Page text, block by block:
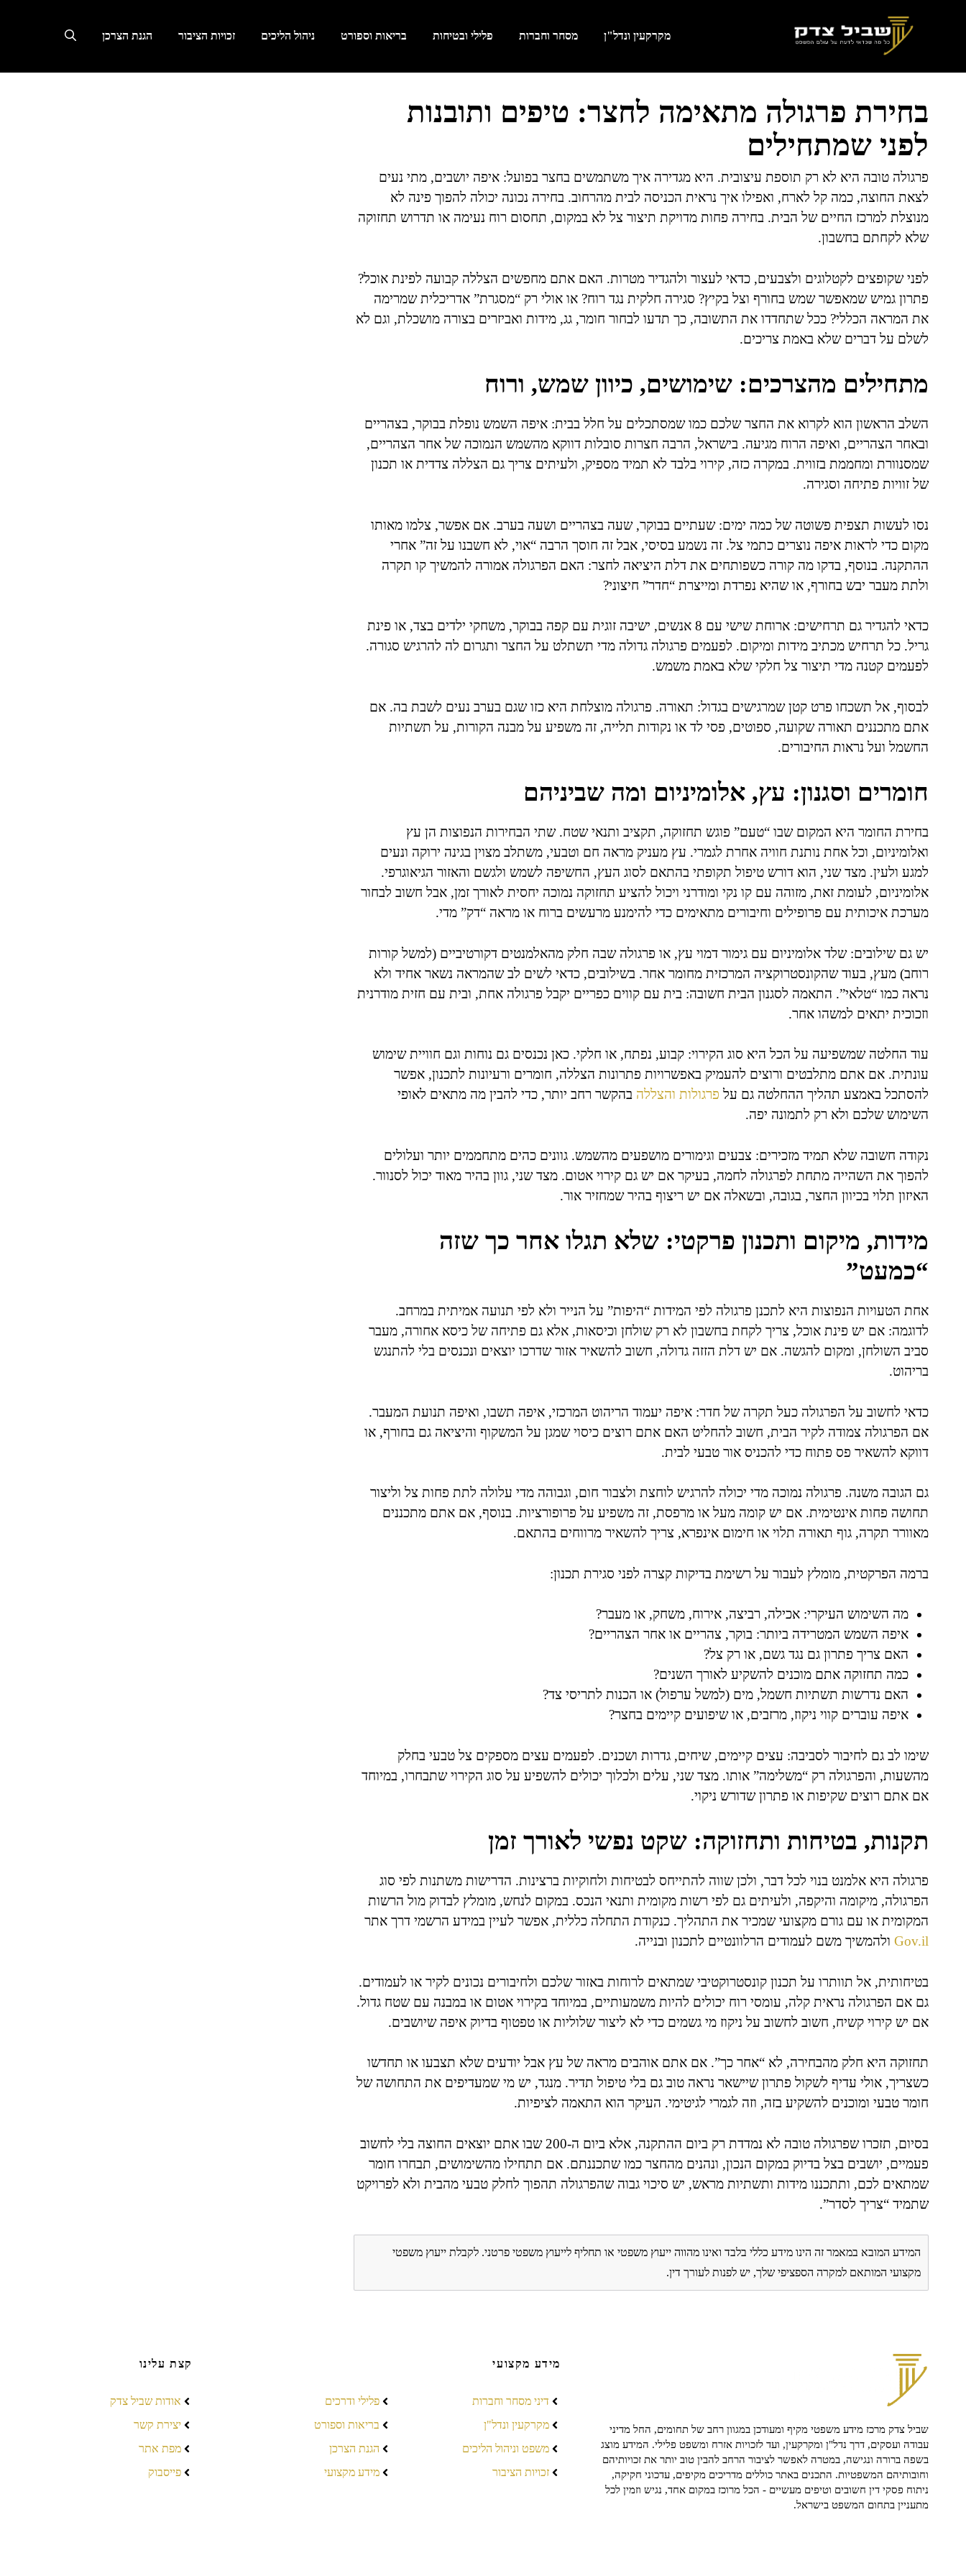
מקרקעין ונדל"ן מסחר וחברות פלילי ובטיחות בריאות וספורט ניהול הליכים זכויות הציבור הגנת הצרכן
בחירת פרגולה מתאימה לחצר: טיפים ותובנות
לפני שמתחילים
פרגולה טובה היא לא רק תוספת עיצובית. היא מגדירה איך משתמשים בחצר בפועל: איפה יושבים, מתי נעים
לצאת החוצה, כמה קל לארח, ואפילו איך נראית הכניסה לבית מהרחוב. בחירה נכונה יכולה להפוך פינה לא
מנוצלת למרכז החיים של הבית. בחירה פחות מדויקת תיצור צל לא במקום, תחסום רוח נעימה או תדרוש תחזוקה
שלא לקחתם בחשבון.
לפני שקופצים לקטלוגים ולצבעים, כדאי לעצור ולהגדיר מטרות. האם אתם מחפשים הצללה קבועה לפינת אוכל?
פתרון גמיש שמאפשר שמש בחורף וצל בקיץ? סגירה חלקית נגד רוח? או אולי רק “מסגרת” אדריכלית שמרימה
את המראה הכללי? ככל שתחדדו את התשובה, כך תדעו לבחור חומר, גג, מידות ואביזרים בצורה מושכלת, וגם לא
לשלם על דברים שלא באמת צריכים.
מתחילים מהצרכים: שימושים, כיוון שמש, ורוח
השלב הראשון הוא לקרוא את החצר שלכם כמו שמסתכלים על חלל בבית: איפה השמש נופלת בבוקר, בצהריים
ובאחר הצהריים, ואיפה הרוח מגיעה. בישראל, הרבה חצרות סובלות דווקא מהשמש הנמוכה של אחר הצהריים,
שמסנוורת ומחממת בזווית. במקרה כזה, קירוי בלבד לא תמיד מספיק, ולעיתים צריך גם הצללה צדדית או תכנון
של זוויות פתיחה וסגירה.
נסו לעשות תצפית פשוטה של כמה ימים: שעתיים בבוקר, שעה בצהריים ושעה בערב. אם אפשר, צלמו מאותו
מקום כדי לראות איפה נוצרים כתמי צל. זה נשמע בסיסי, אבל זה חוסך הרבה “אוי, לא חשבנו על זה” אחרי
ההתקנה. בנוסף, בדקו מה קורה כשפותחים את דלת היציאה לחצר: האם הפרגולה אמורה להמשיך קו תקרה
ולתת מעבר יבש בחורף, או שהיא נפרדת ומייצרת “חדר” חיצוני?
כדאי להגדיר גם תרחישים: ארוחת שישי עם 8 אנשים, ישיבה זוגית עם קפה בבוקר, משחקי ילדים בצד, או פינת
גריל. כל תרחיש מכתיב מידות ומיקום. לפעמים פרגולה גדולה מדי תשתלט על החצר ותגרום לה להרגיש סגורה.
לפעמים קטנה מדי תיצור צל חלקי שלא באמת משמש.
לבסוף, אל תשכחו פרט קטן שמרגישים בגדול: תאורה. פרגולה מוצלחת היא כזו שגם בערב נעים לשבת בה. אם
אתם מתכננים תאורה שקועה, ספוטים, פסי לד או נקודות תלייה, זה משפיע על מבנה הקורות, על תשתיות
החשמל ועל נראות החיבורים.
חומרים וסגנון: עץ, אלומיניום ומה שביניהם
בחירת החומר היא המקום שבו “טעם” פוגש תחזוקה, תקציב ותנאי שטח. שתי הבחירות הנפוצות הן עץ
ואלומיניום, וכל אחת נותנת חוויה אחרת לגמרי. עץ מעניק מראה חם וטבעי, משתלב מצוין בגינה ירוקה ונעים
למגע ולעין. מצד שני, הוא דורש טיפול תקופתי בהתאם לסוג העץ, החשיפה לשמש ולגשם והאזור הגיאוגרפי.
אלומיניום, לעומת זאת, מזוהה עם קו נקי ומודרני ויכול להציע תחזוקה נמוכה יחסית לאורך זמן, אבל חשוב לבחור
מערכת איכותית עם פרופילים וחיבורים מתאימים כדי להימנע מרעשים ברוח או מראה “דק” מדי.
יש גם שילובים: שלד אלומיניום עם גימור דמוי עץ, או פרגולה שבה חלק מהאלמנטים דקורטיביים (למשל קורות
רוחב) מעץ, בעוד שהקונסטרוקציה המרכזית מחומר אחר. בשילובים, כדאי לשים לב שהמראה נשאר אחיד ולא
נראה כמו “טלאי”. התאמה לסגנון הבית חשובה: בית עם קווים כפריים יקבל פרגולה אחת, ובית עם חזית מודרנית
וזכוכית יתאים למשהו אחר.
עוד החלטה שמשפיעה על הכל היא סוג הקירוי: קבוע, נפתח, או חלקי. כאן נכנסים גם נוחות וגם חוויית שימוש
עונתית. אם אתם מתלבטים ורוצים להעמיק באפשרויות פתרונות הצללה, חומרים ורעיונות לתכנון, אפשר
להסתכל באמצע תהליך ההחלטה גם על פרגולות והצללה בהקשר רחב יותר, כדי להבין מה מתאים לאופי
השימוש שלכם ולא רק לתמונה יפה.
נקודה חשובה שלא תמיד מזכירים: צבעים וגימורים מושפעים מהשמש. גוונים כהים מתחממים יותר ועלולים
להפוך את השהייה מתחת לפרגולה לחמה, בעיקר אם יש גם קירוי אטום. מצד שני, גוון בהיר מאוד יכול לסנוור.
האיזון תלוי בכיוון החצר, בגובה, ובשאלה אם יש ריצוף בהיר שמחזיר אור.
מידות, מיקום ותכנון פרקטי: שלא תגלו אחר כך שזה
“כמעט”
אחת הטעויות הנפוצות היא לתכנן פרגולה לפי המידות “היפות” על הנייר ולא לפי תנועה אמיתית במרחב.
לדוגמה: אם יש פינת אוכל, צריך לקחת בחשבון לא רק שולחן וכיסאות, אלא גם פתיחה של כיסא אחורה, מעבר
סביב השולחן, ומקום להגשה. אם יש דלת הזזה גדולה, חשוב להשאיר אזור שדרכו יוצאים ונכנסים בלי להתנגש
בריהוט.
כדאי לחשוב על הפרגולה כעל תקרה של חדר: איפה יעמוד הריהוט המרכזי, איפה תשבו, ואיפה תנועת המעבר.
אם הפרגולה צמודה לקיר הבית, חשוב להחליט האם אתם רוצים כיסוי שמגן על המשקוף והיציאה גם בחורף, או
דווקא להשאיר פס פתוח כדי להכניס אור טבעי לבית.
גם הגובה משנה. פרגולה נמוכה מדי יכולה להרגיש לוחצת ולצבור חום, וגבוהה מדי עלולה לתת פחות צל וליצור
תחושה פחות אינטימית. אם יש קומה מעל או מרפסת, זה משפיע על פרופורציות. בנוסף, אם אתם מתכננים
מאוורר תקרה, גוף תאורה תלוי או חימום אינפרא, צריך להשאיר מרווחים בהתאם.
ברמה הפרקטית, מומלץ לעבור על רשימת בדיקות קצרה לפני סגירת תכנון:
מה השימוש העיקרי: אכילה, רביצה, אירוח, משחק, או מעבר?
איפה השמש המטרידה ביותר: בוקר, צהריים או אחר הצהריים?
האם צריך פתרון גם נגד גשם, או רק צל?
כמה תחזוקה אתם מוכנים להשקיע לאורך השנים?
האם נדרשות תשתיות חשמל, מים (למשל ערפול) או הכנות לתריסי צד?
איפה עוברים קווי ניקוז, מרזבים, או שיפועים קיימים בחצר?
שימו לב גם לחיבור לסביבה: עצים קיימים, שיחים, גדרות ושכנים. לפעמים עצים מספקים צל טבעי בחלק
מהשעות, והפרגולה רק “משלימה” אותו. מצד שני, עלים ולכלוך יכולים להשפיע על סוג הקירוי שתבחרו, במיוחד
אם אתם רוצים שקיפות או פתרון שדורש ניקוי.
תקנות, בטיחות ותחזוקה: שקט נפשי לאורך זמן
פרגולה היא אלמנט בנוי לכל דבר, ולכן שווה להתייחס לבטיחות ולחוקיות ברצינות. הדרישות משתנות לפי סוג
הפרגולה, מיקומה והיקפה, ולעיתים גם לפי רשות מקומית ותנאי הנכס. במקום לנחש, מומלץ לבדוק מול הרשות
המקומית או עם גורם מקצועי שמכיר את התהליך. כנקודת התחלה כללית, אפשר לעיין במידע הרשמי דרך אתר
Gov.il ולהמשיך משם לעמודים הרלוונטיים לתכנון ובנייה.
בטיחותית, אל תוותרו על תכנון קונסטרוקטיבי שמתאים לרוחות באזור שלכם ולחיבורים נכונים לקיר או לעמודים.
גם אם הפרגולה נראית קלה, עומסי רוח יכולים להיות משמעותיים, במיוחד בקירוי אטום או במבנה עם שטח גדול.
אם יש קירוי קשיח, חשוב לחשוב על ניקוז מי גשמים כדי לא ליצור שלוליות או טפטוף בדיוק איפה שיושבים.
תחזוקה היא חלק מהבחירה, לא “אחר כך”. אם אתם אוהבים מראה של עץ אבל יודעים שלא תצבעו או תחדשו
כשצריך, אולי עדיף לשקול פתרון שיישאר נראה טוב גם בלי טיפול תדיר. מנגד, יש מי שמעדיפים את התחושה של
חומר טבעי ומוכנים להשקיע בזה, וזה לגמרי לגיטימי. העיקר הוא התאמה לציפיות.
בסיום, תזכרו שפרגולה טובה לא נמדדת רק ביום ההתקנה, אלא ביום ה-200 שבו אתם יוצאים החוצה בלי לחשוב
פעמיים, יושבים בצל בדיוק במקום הנכון, ונהנים מהחצר כמו שתכננתם. אם תתחילו מהשימושים, תבחרו חומר
שמתאים לכם, ותתכננו מידות ותשתיות מראש, יש סיכוי גבוה שהפרגולה תהפוך לחלק טבעי מהבית ולא לפרויקט
שתמיד “צריך לסדר”.
המידע המובא במאמר זה הינו מידע כללי בלבד ואינו מהווה ייעוץ משפטי או תחליף לייעוץ משפטי פרטני. לקבלת ייעוץ משפטי
מקצועי המותאם למקרה הספציפי שלך, יש לפנות לעורך דין.
שביל צדק מרכז מידע משפטי מקיף ומעודכן במגוון רחב של תחומים, החל מדיני
עבודה ועסקים, דרך נדל"ן ומקרקעין, ועד לזכויות אזרח ומשפט פלילי. המידע מוצג
בשפה ברורה ונגישה, במטרה לאפשר לציבור הרחב להבין טוב יותר את זכויותיהם
וחובותיהם המשפטיות. התכנים באתר כוללים מדריכים מקיפים, עדכוני חקיקה,
ניתוח פסקי דין חשובים וטיפים מעשיים - הכל מרוכז במקום אחד, נגיש וזמין לכל
מתעניין בתחום המשפט בישראל.
מידע מקצועי
דיני מסחר וחברות
מקרקעין ונדל"ן
משפט וניהול הליכים
זכויות הציבור
פלילי ודרכים
בריאות וספורט
הגנת הצרכן
מידע מקצועי
קצת עלינו
אודות שביל צדק
יצירת קשר
מפת אתר
פייסבוק